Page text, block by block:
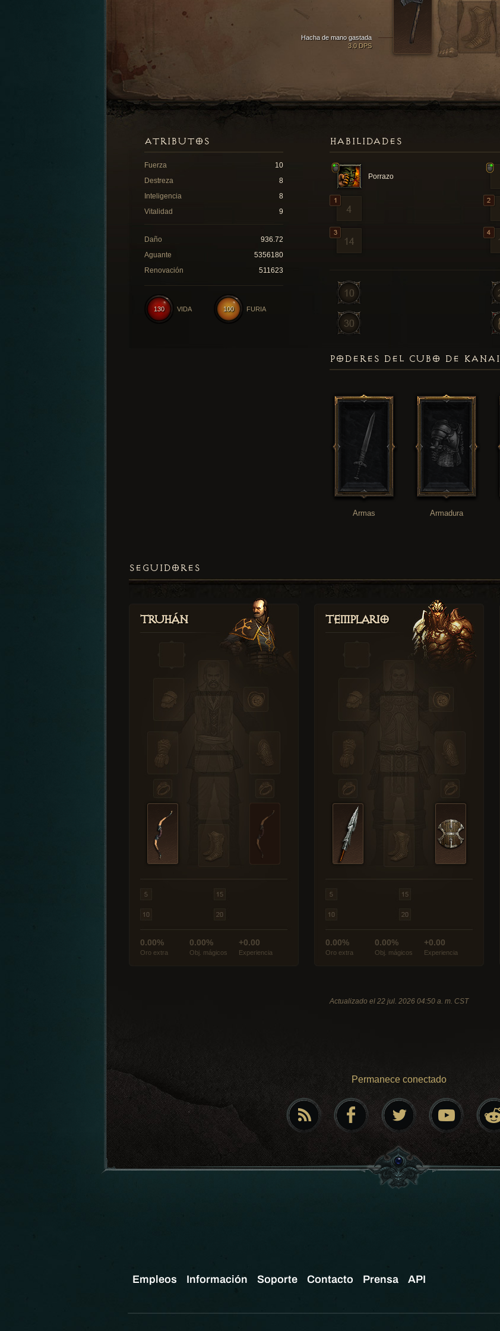
Hacha de mano gastada
3.0 DPS
HABILIDADES
Porrazo
ATRIBUTOS
Fuerza
10
Destreza
8
Inteligencia
8
Vitalidad
9
Daño
936.72
Aguante
5356180
Renovación
511623
100 FURIA
130 VIDA
PODERES DEL CUBO DE KANAI
Armas Armadura
SEGUIDORES
Truhán
0.00%
Oro extra
0.00%
Obj. mágicos
+0.00
Experiencia
Templario
0.00%
Oro extra
0.00%
Obj. mágicos
+0.00
Experiencia
Actualizado el 22 jul. 2026 04:50 a. m. CST
Permanece conectado